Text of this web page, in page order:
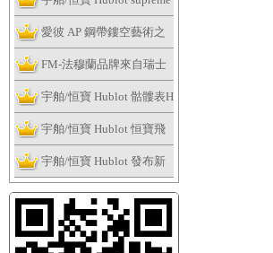
表捉緊浮華的趣味
讓這個夏天大膽露出妳的
手表
愛彼 AP 鋼帶鏤空藝術之
作，全新皇家橡樹系列雙
擺輪鏤空腕表
FM-法穆蘭品牌來自瑞士
日內瓦
宇舶/恒寶 Hublot 骷髏表H
ublot Skull Bang系列
宇舶/恒寶 Hublot 恒寶飛
輪腕表、經典融合最新陀
飛輪腕表
宇舶/恒寶 Hublot 發布新
版Big Bang法拉利腕表